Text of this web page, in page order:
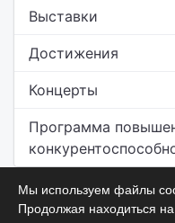
Выставки
Достижения
Концерты
Программа
Мы используем файлы
Продолжая находиться